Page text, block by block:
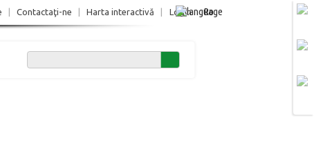
Login Ro
Contactaţi-ne Harta interactivă